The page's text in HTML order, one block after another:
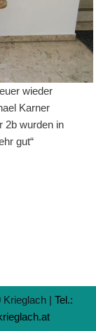
wieder
Karner
2b wurden in
gut“
Krieglach | Tel.: